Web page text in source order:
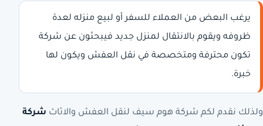
يرغب البعض من العملاء للسفر أو لبيع منزله لعدة
ظروفه ويقوم بالانتقال لمنزل جديد فيبحثون عن شركة
تكون محترفة ومتخصصة في نقل العفش ويكون لها
خبرة.
ولذلك نقدم لكم شركة هوم سيف لنقل العفش والاثاث شركة